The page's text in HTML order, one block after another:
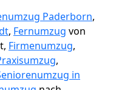
Paderborn,
, Fernumzug von
Firmenumzug,
,
in